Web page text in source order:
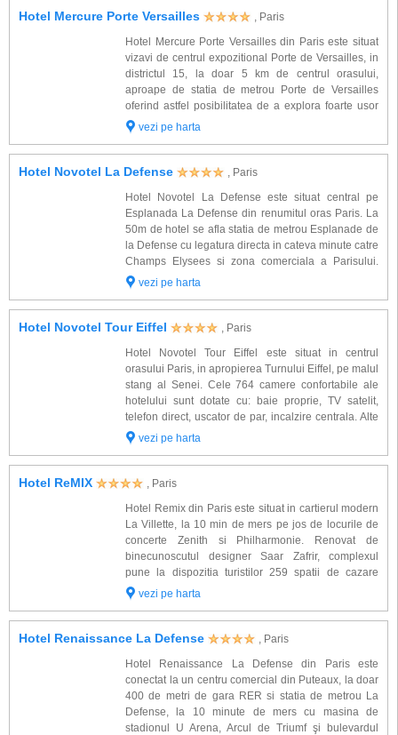
Hotel Mercure Porte Versailles
, Paris
Hotel Mercure Porte Versailles din Paris este situat
vizavi de centrul expozitional Porte de Versailles, in
districtul 15, la doar 5 km de centrul orasului,
aproape de statia de metrou Porte de Versailles
oferind astfel posibilitatea de a explora foarte usor
Parisul. Camerele sunt spatioase si sunt dotate cu:
vezi pe harta
Hotel Novotel La Defense
, Paris
Hotel Novotel La Defense este situat central pe
Esplanada La Defense din renumitul oras Paris. La
50m de hotel se afla statia de metrou Esplanade de
la Defense cu legatura directa in cateva minute catre
Champs Elysees si zona comerciala a Parisului.
Cele 280 de camere sunt dotate cu: telefon, satelit
vezi pe harta
Hotel Novotel Tour Eiffel
, Paris
Hotel Novotel Tour Eiffel este situat in centrul
orasului Paris, in apropierea Turnului Eiffel, pe malul
stang al Senei. Cele 764 camere confortabile ale
hotelului sunt dotate cu: baie proprie, TV satelit,
telefon direct, uscator de par, incalzire centrala. Alte
facilitati gasite la Novotel Tour Eiffel: restaurant, 2
vezi pe harta
Hotel ReMIX
, Paris
Hotel Remix din Paris este situat in cartierul modern
La Villette, la 10 min de mers pe jos de locurile de
concerte Zenith si Philharmonie. Renovat de
binecunoscutul designer Saar Zafrir, complexul
pune la dispozitia turistilor 259 spatii de cazare
amenajate elegant intr-un amestec de glamour
vezi pe harta
Hotel Renaissance La Defense
, Paris
Hotel Renaissance La Defense din Paris este
conectat la un centru comercial din Puteaux, la doar
400 de metri de gara RER si statia de metrou La
Defense, la 10 minute de mers cu masina de
stadionul U Arena, Arcul de Triumf şi bulevardul